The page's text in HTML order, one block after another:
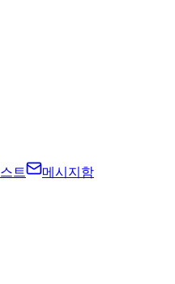
트 메시지함